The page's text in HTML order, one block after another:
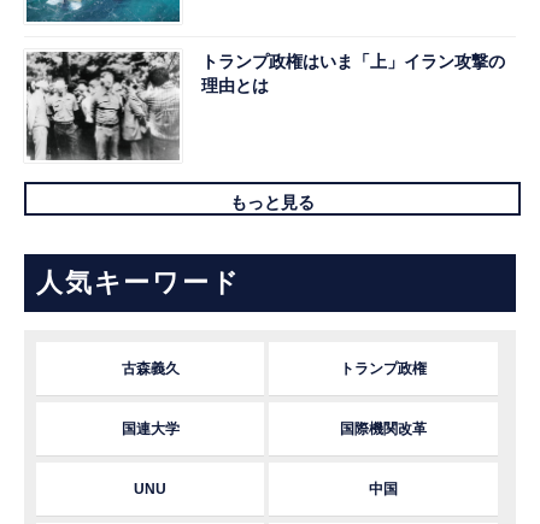
トランプ政権はいま「上」イラン攻撃の
理由とは
もっと見る
人気キーワード
古森義久 トランプ政権
国連大学 国際機関改革
UNU 中国